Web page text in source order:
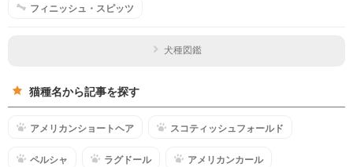
フィニッシュ・スピッツ
犬種図鑑
猫種名から記事を探す
アメリカンショートヘア スコティッシュフォールド
ペルシャ ラグドール アメリカンカール